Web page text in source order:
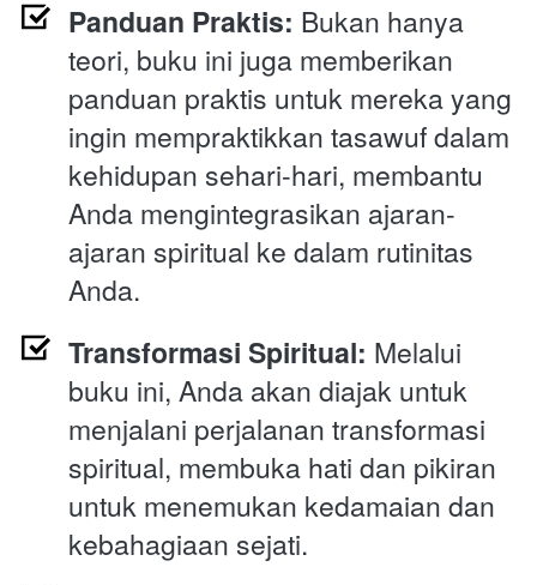
Panduan Praktis: Bukan hanya
teori, buku ini juga memberikan
panduan praktis untuk mereka yang
ingin mempraktikkan tasawuf dalam
kehidupan sehari-hari, membantu
Anda mengintegrasikan ajaran-
ajaran spiritual ke dalam rutinitas
Anda.
Transformasi Spiritual: Melalui
buku ini, Anda akan diajak untuk
menjalani perjalanan transformasi
spiritual, membuka hati dan pikiran
untuk menemukan kedamaian dan
kebahagiaan sejati.